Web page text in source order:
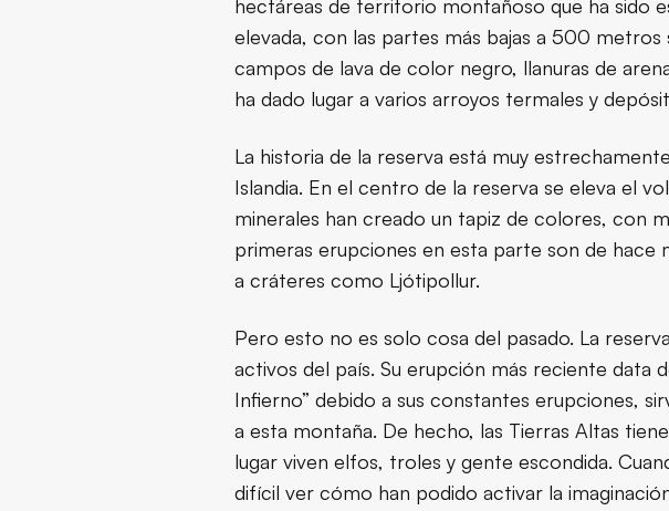
hectáreas de territorio montañoso que ha sido
elevada, con las partes más bajas a 500
campos de lava de color negro, llanuras de
ha dado lugar a varios arroyos termales y
La historia de la reserva está muy
Islandia. En el centro de la reserva se eleva el
minerales han creado un tapiz de colores, con
primeras erupciones en esta parte son de hace
a cráteres como Ljótipollur.
Pero esto no es solo cosa del pasado. La
activos del país. Su erupción más reciente data
Infierno” debido a sus constantes erupciones,
a esta montaña. De hecho, las Tierras Altas
lugar viven elfos, troles y gente escondida.
difícil ver cómo han podido activar la